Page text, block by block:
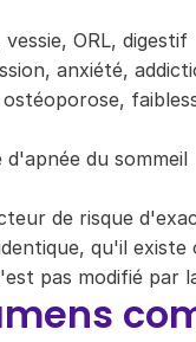
ORL, digestif
anxiété,
du sommeil
de risque
qu'il
pas modifié par